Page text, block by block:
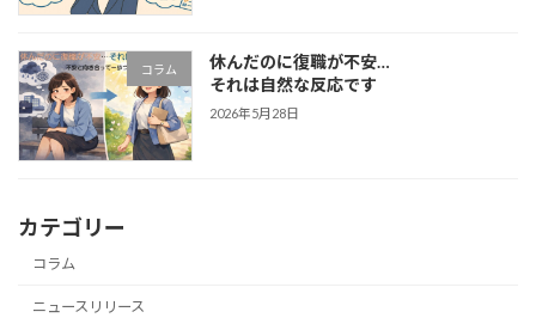
コラム
休んだのに復職が不安…
それは自然な反応です
2026年5月28日
カテゴリー
コラム
ニュースリリース